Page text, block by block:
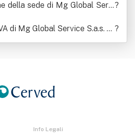
della sede di Mg Global Servi?
di Mg Global Service S.a.s. Di
& C.
?
Info Legali